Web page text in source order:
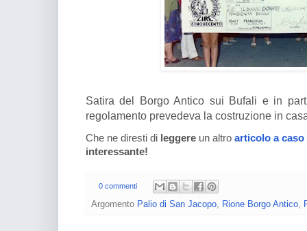
Satira del Borgo Antico sui Bufali e in
regolamento prevedeva la costruzione in
Che ne diresti di leggere un altro articolo a caso
interessante!
0 commenti
Argomento Palio di San Jacopo Rione Borgo Antico